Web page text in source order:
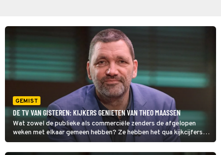
GEMIST
DE TV VAN GISTEREN: KIJKERS GENIETEN VAN THEO MAASSEN
Wat zowel de publieke als commerciële zenders de afgelopen
weken met elkaar gemeen hebben? Ze hebben het qua kijkcijfers
zwaar op de zaterdag. Maar wie wel tv keek, was onder meer
lovend over Theo Maassen.